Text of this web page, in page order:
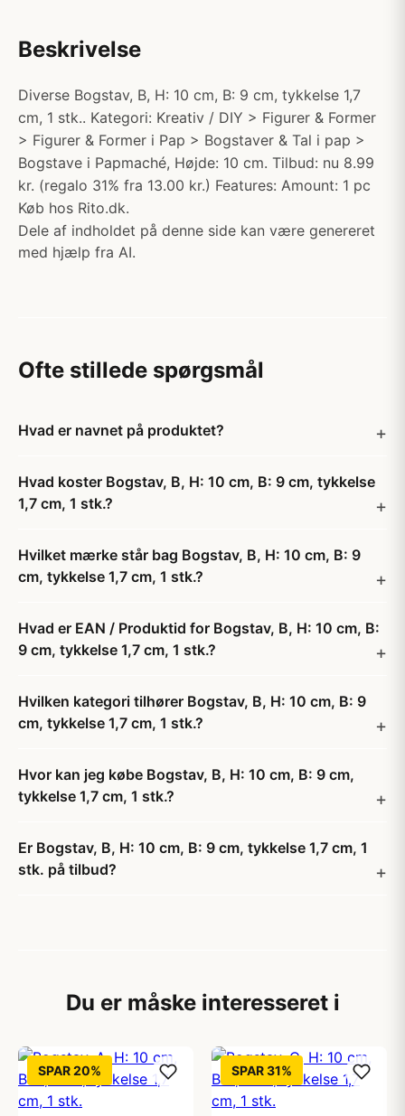
Beskrivelse
Diverse Bogstav, B, H: 10 cm, B: 9 cm, tykkelse 1,7
cm, 1 stk.. Kategori: Kreativ / DIY > Figurer & Former
> Figurer & Former i Pap > Bogstaver & Tal i pap >
Bogstave i Papmaché, Højde: 10 cm. Tilbud: nu 8.99
kr. (regalo 31% fra 13.00 kr.) Features: Amount: 1 pc
Køb hos Rito.dk.
Dele af indholdet på denne side kan være genereret
med hjælp fra AI.
Ofte stillede spørgsmål
Hvad er navnet på produktet?
Hvad koster Bogstav, B, H: 10 cm, B: 9 cm, tykkelse
1,7 cm, 1 stk.?
Hvilket mærke står bag Bogstav, B, H: 10 cm, B: 9
cm, tykkelse 1,7 cm, 1 stk.?
Hvad er EAN / Produktid for Bogstav, B, H: 10 cm, B:
9 cm, tykkelse 1,7 cm, 1 stk.?
Hvilken kategori tilhører Bogstav, B, H: 10 cm, B: 9
cm, tykkelse 1,7 cm, 1 stk.?
Hvor kan jeg købe Bogstav, B, H: 10 cm, B: 9 cm,
tykkelse 1,7 cm, 1 stk.?
Er Bogstav, B, H: 10 cm, B: 9 cm, tykkelse 1,7 cm, 1
stk. på tilbud?
Du er måske interesseret i
SPAR 20% SPAR 31%